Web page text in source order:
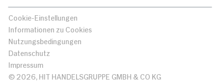
Cookie-Einstellungen
Informationen zu Cookies
Nutzungsbedingungen
Datenschutz
Impressum
© 2026, HIT HANDELSGRUPPE GMBH & CO KG